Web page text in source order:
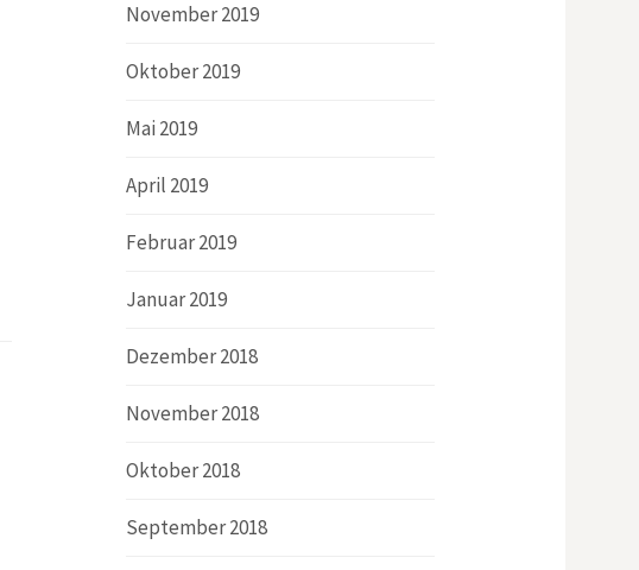
November 2019
Oktober 2019
Mai 2019
April 2019
Februar 2019
Januar 2019
Dezember 2018
November 2018
Oktober 2018
September 2018